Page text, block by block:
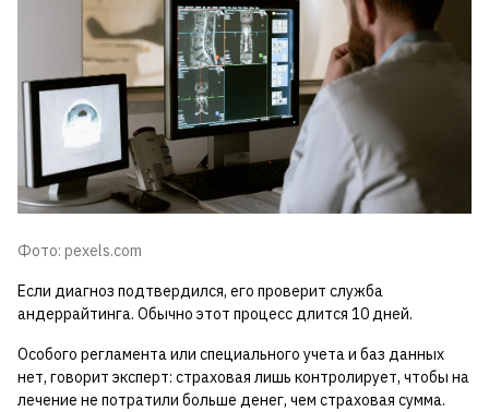
Фото: pexels.com
Если диагноз подтвердился, его проверит служба
андеррайтинга. Обычно этот процесс длится 10 дней.
Особого регламента или специального учета и баз данных
нет, говорит эксперт: страховая лишь контролирует, чтобы на
лечение не потратили больше денег, чем страховая сумма.